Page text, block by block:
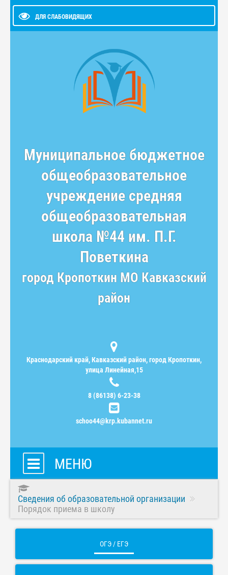
ДЛЯ СЛАБОВИДЯЩИХ
Муниципальное бюджетное
общеобразовательное
учреждение средняя
общеобразовательная
школа №44 им. П.Г.
Поветкина
город Кропоткин МО Кавказский
район
Краснодарский край, Кавказский район, город Кропоткин,
улица Линейная,15
8 (86138) 6-23-38
schoo44@krp.kubannet.ru
МЕНЮ
Сведения об образовательной организации
Порядок приема в школу
ОГЭ / ЕГЭ